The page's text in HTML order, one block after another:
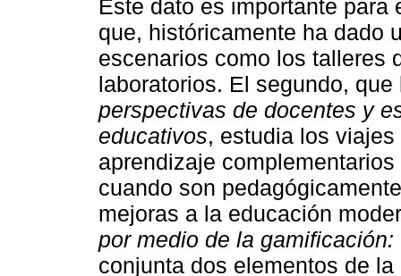
Este dato es importante
que, históricamente ha dado
escenarios como los talleres
laboratorios. El segundo,
perspectivas de docentes y
educativos, estudia los
aprendizaje
cuando son
mejoras a la educación
por medio de la
conjunta dos elementos de